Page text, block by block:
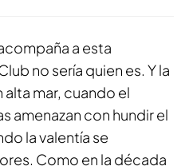
a esta
no sería quien es. Y la
mar, cuando el
amenazan con hundir el
la valentía se
Como en la década